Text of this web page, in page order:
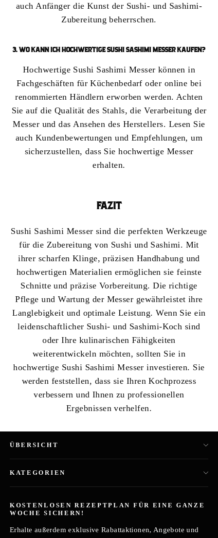
auch Anfänger die Kunst der Sushi- und Sashimi-
Zubereitung beherrschen.
3. WO KANN ICH HOCHWERTIGE SUSHI SASHIMI MESSER KAUFEN?
Hochwertige Sushi Sashimi Messer können in
Fachgeschäften für Küchenbedarf oder online bei
renommierten Händlern erworben werden. Achten
Sie auf die Qualität des Stahls, die Verarbeitung der
Messer und das Ansehen des Herstellers. Lesen Sie
auch Kundenbewertungen und Empfehlungen, um
sicherzustellen, dass Sie hochwertige Messer
erhalten.
FAZIT
Sushi Sashimi Messer sind die perfekten Werkzeuge
für die Zubereitung von Sushi und Sashimi. Mit
ihrer scharfen Klinge, präzisen Handhabung und
hochwertigen Materialien ermöglichen sie feinste
Schnitte und präzise Vorbereitung. Die richtige
Pflege und Wartung der Messer gewährleistet ihre
Langlebigkeit und optimale Leistung. Wenn Sie ein
leidenschaftlicher Sushi- und Sashimi-Koch sind
oder Ihre kulinarischen Fähigkeiten
weiterentwickeln möchten, sollten Sie in
hochwertige Sushi Sashimi Messer investieren. Sie
werden feststellen, dass sie Ihren Kochprozess
verbessern und Ihnen zu professionellen
Ergebnissen verhelfen.
ÜBERSICHT
KATEGORIEN
KOSTENLOSEN REZEPTPLAN FÜR EINE GANZE
WOCHE SICHERN!
Erhalte außerdem exklusive Rabattaktionen, Angebote und